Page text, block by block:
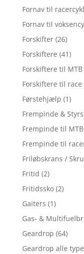
Fornav til
Fornav til
Forskifter (26)
Forskiftere (41)
Forskiftere til
Forskiftere til race
Førstehjælp (1)
Frempinde &
Frempinde til
Frempinde til
Friløbskrans /
Fritid (2)
Fritidssko (2)
Gaiters (1)
Gas- &
Geardrop (64)
Geardrop alle